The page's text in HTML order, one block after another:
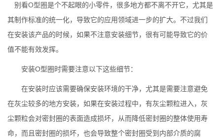
别看O型圈是个不起眼的小零件，很多地方都不离不开它，尤其是
其制作标准的统一化，导致它的应用领域进一步的扩大。不过我们
在安装该产品的时候，如果不注意安装细节，很有可能导致它的价
值不能有效发挥。
安装O型圈时需要注意以下这些细节：
在安装时应该需要确保安装环境的干净，尤其是需要注意避免
在灰尘较多的地方安装，如果在安装过程中，有灰尘颗粒进入，灰
尘颗粒会对密封圈的表面造成损坏，从而降低密封圈的整体使用寿
命，而且密封圈的损坏，也会导致整个密封圈受到内部介质的腐